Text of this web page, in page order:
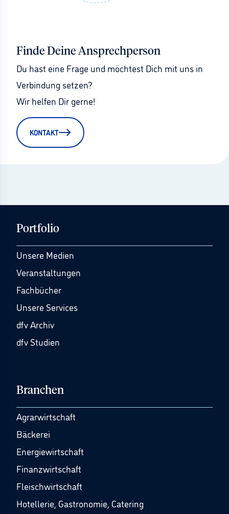
Finde Deine Ansprechperson
Du hast eine Frage und möchtest Dich mit uns in
Verbindung setzen?
Wir helfen Dir gerne!
KONTAKT
Portfolio
Unsere Medien
Veranstaltungen
Fachbücher
Unsere Services
dfv Archiv
dfv Studien
Branchen
Agrarwirtschaft
Bäckerei
Energiewirtschaft
Finanzwirtschaft
Fleischwirtschaft
Hotellerie, Gastronomie, Catering